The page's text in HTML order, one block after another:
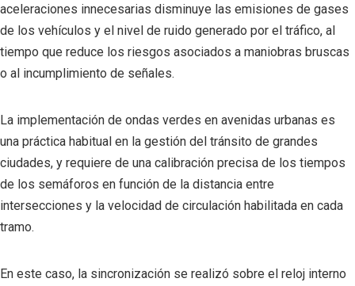
aceleraciones innecesarias disminuye las emisiones de gases
de los vehículos y el nivel de ruido generado por el tráfico, al
tiempo que reduce los riesgos asociados a maniobras bruscas
o al incumplimiento de señales.
La implementación de ondas verdes en avenidas urbanas es
una práctica habitual en la gestión del tránsito de grandes
ciudades, y requiere de una calibración precisa de los tiempos
de los semáforos en función de la distancia entre
intersecciones y la velocidad de circulación habilitada en cada
tramo.
En este caso, la sincronización se realizó sobre el reloj interno